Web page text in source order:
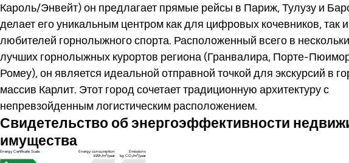
Кароль/Энвейт) он предлагает прямые рейсы в Париж, Тулузу и
делает его уникальным центром как для цифровых кочевников, так
любителей горнолыжного спорта. Расположенный всего в
лучших горнолыжных курортов региона (Гранвалира, Порте-
Ромеу), он является идеальной отправной точкой для экскурсий в
массив Карлит. Этот город сочетает традиционную архитектуру с
непревзойденным логистическим расположением.
Свидетельство об энергоэффективности
имущества
Energy Certificate Scale
Energy consumption
kWh/m²/year
Emissions
kg CO₂/m²/year